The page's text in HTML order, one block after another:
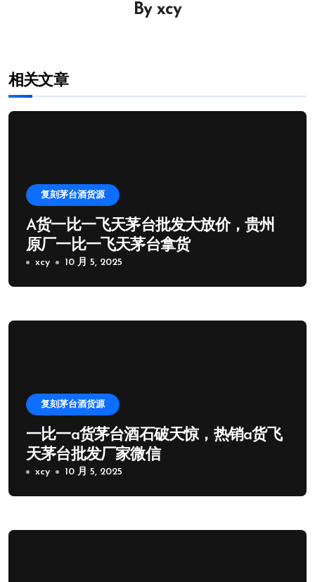
By xcy
相关文章
复刻茅台酒货源
A货一比一飞天茅台批发大放价，贵州
原厂一比一飞天茅台拿货
xcy 10 月 5, 2025
复刻茅台酒货源
一比一a货茅台酒石破天惊，热销a货飞
天茅台批发厂家微信
xcy 10 月 5, 2025